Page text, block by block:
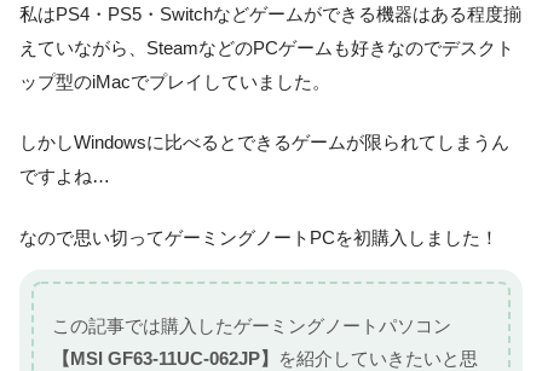
私はPS4・PS5・Switchなどゲームができる機器はある程度揃
えていながら、SteamなどのPCゲームも好きなのでデスクト
ップ型のiMacでプレイしていました。
しかしWindowsに比べるとできるゲームが限られてしまうん
ですよね…
なので思い切ってゲーミングノートPCを初購入しました！
この記事では購入したゲーミングノートパソコン
【MSI GF63-11UC-062JP】
を紹介していきたいと思